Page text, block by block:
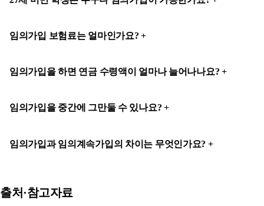
임의가입 보험료는 얼마인가요?
임의가입을 하면 연금 수령액이 얼마나 늘어나나요?
임의가입을 중간에 그만둘 수 있나요?
임의가입과 임의계속가입의 차이는 무엇인가요?
출처·참고자료